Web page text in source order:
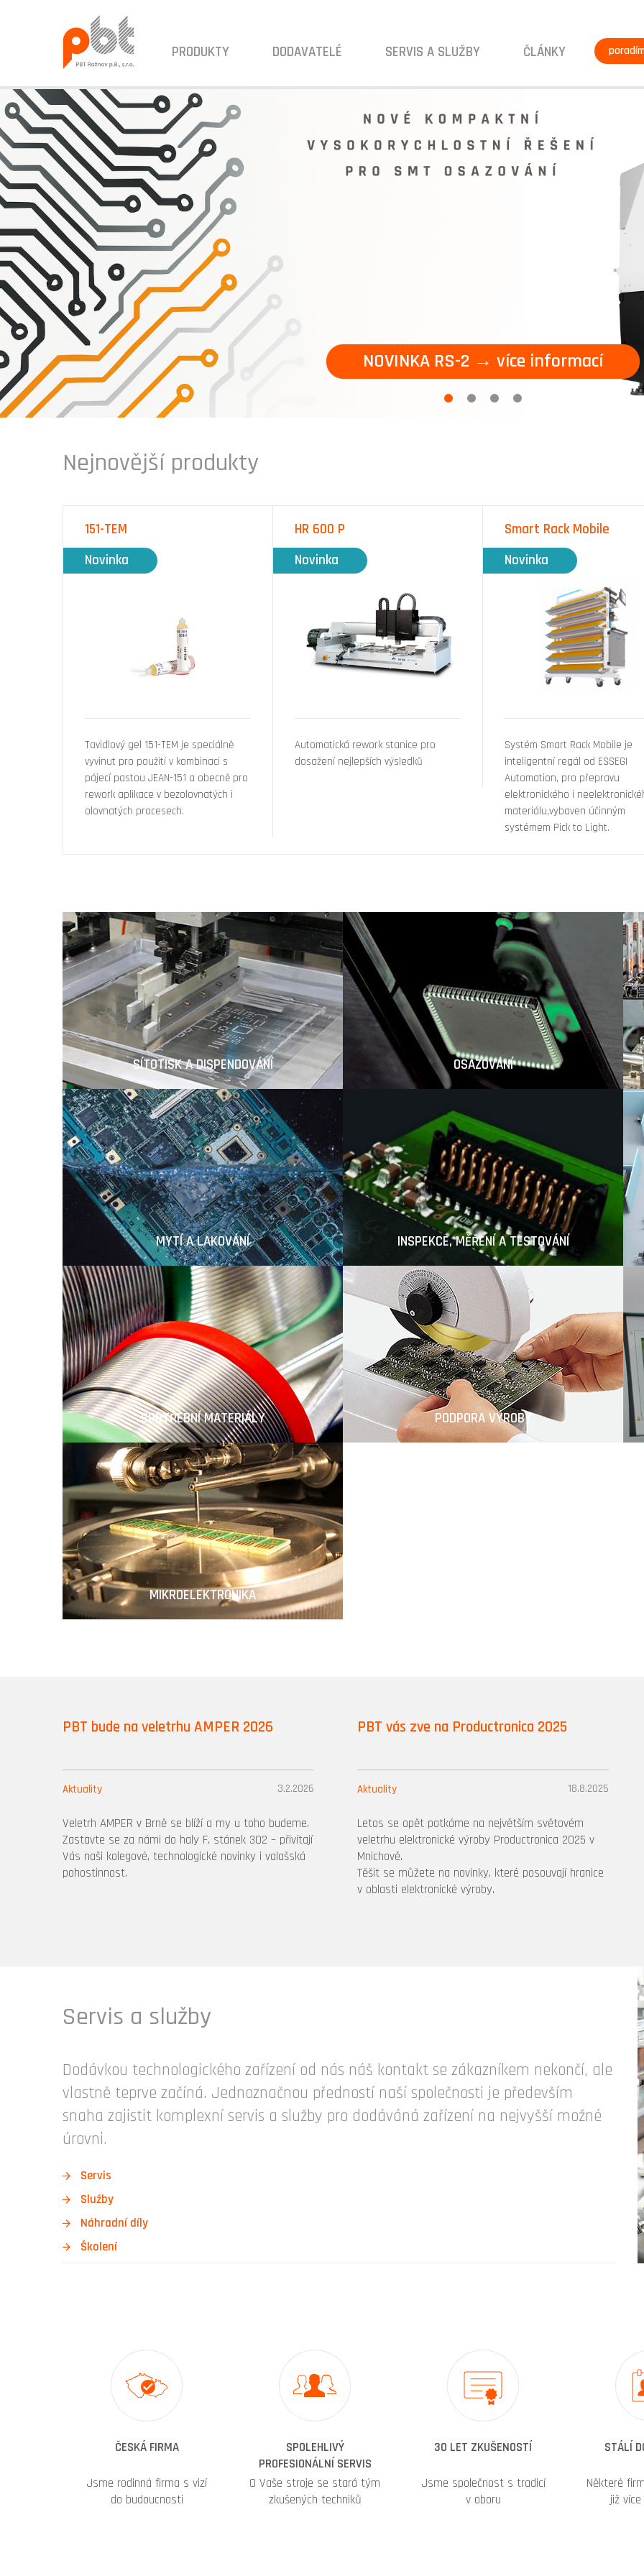
PRODUKTY DODAVATELÉ SERVIS A SLUŽBY ČLÁNKY
NOVINKA RS-2 → více informací
Novinka
Nejnovější produkty
Novinka
151-TEM
Tavidlový gel 151-TEM je speciálně
vyvinut pro použití v kombinaci s
pájecí pastou JEAN-151 a obecně pro
rework aplikace v bezolovnatých i
olovnatých procesech.
Novinka
HR 600 P
Automatická rework stanice pro
dosažení nejlepších výsledků
Novinka
Smart Rack Mobile
Systém Smart Rack Mobile je
inteligentní regál od ESSEGI
Automation, pro přepravu
elektronického i
materiálu,vybaven účinným
systémem Pick to Light.
SÍTOTISK A DISPENDOVÁNÍ OSAZOVÁNÍ
MYTÍ A LAKOVÁNÍ INSPEKCE, MĚŘENÍ A TESTOVÁNÍ
SPOTŘEBNÍ MATERIÁLY PODPORA VÝROBY
MIKROELEKTRONIKA
PBT bude na veletrhu AMPER 2026
3.2.2026
Aktuality
Veletrh AMPER v Brně se blíží a my u toho budeme.
Zastavte se za námi do haly F, stánek 302 – přivítají
Vás naši kolegové, technologické novinky i valašská
pohostinnost.
PBT vás zve na Productronica 2025
18.8.2025
Aktuality
Letos se opět potkáme na největším světovém
veletrhu elektronické výroby Productronica 2025 v
Mnichově.
Těšit se můžete na novinky, které posouvají hranice
v oblasti elektronické výroby.
Servis a služby
Dodávkou technologického zařízení od nás náš kontakt se zákazníkem nekončí, ale
vlastně teprve začíná. Jednoznačnou předností naší společnosti je především
snaha zajistit komplexní servis a služby pro dodáváná zařízení na nejvyšší možné
úrovni.
Servis
Služby
Náhradní díly
Školení
ČESKÁ FIRMA
Jsme rodinná firma s vizí
do budoucnosti
SPOLEHLIVÝ
PROFESIONÁLNÍ SERVIS
O Vaše stroje se stará tým
zkušených techniků
30 LET ZKUŠENOSTÍ
Jsme společnost s tradicí
v oboru
STÁLÍ
Některé
již